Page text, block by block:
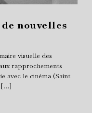
nouvelles
visuelle des
rapprochements
avec le cinéma (Saint
[…]